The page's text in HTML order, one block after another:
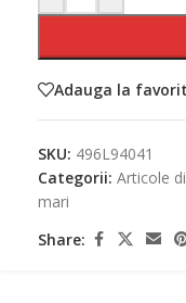
Adauga la
SKU: 496L94041
Categorii: Articole
mari
Share: